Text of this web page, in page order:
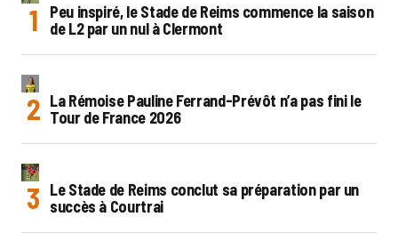
Peu inspiré, le Stade de Reims commence la saison
de L2 par un nul à Clermont
La Rémoise Pauline Ferrand-Prévôt n’a pas fini le
Tour de France 2026
Le Stade de Reims conclut sa préparation par un
succès à Courtrai